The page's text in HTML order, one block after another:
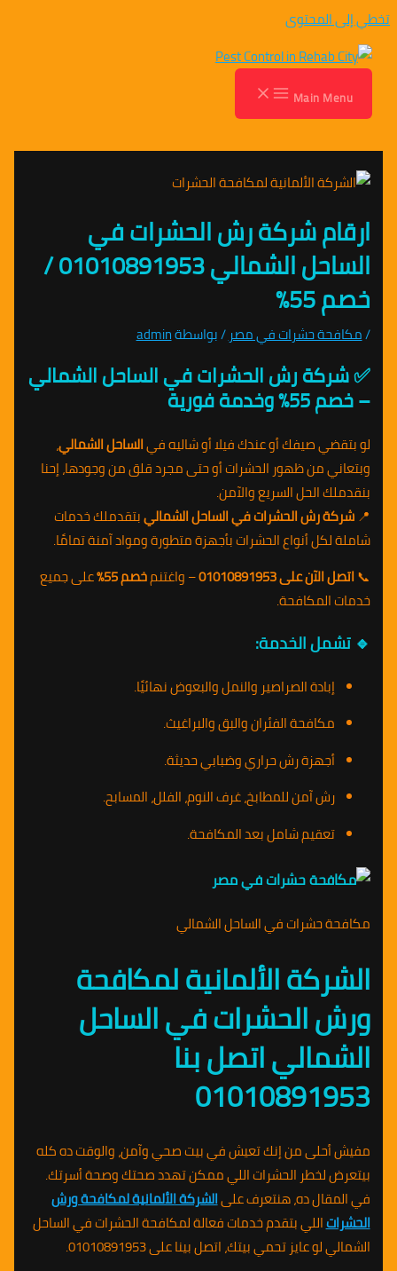
تخطي إلى المحتوى
Main Menu
ارقام شركة رش الحشرات في
الساحل الشمالي 01010891953 /
خصم 55%
/مكافحة حشرات في مصر/ بواسطةadmin
✅ شركة رش الحشرات في الساحل الشمالي
– خصم 55% وخدمة فورية
لو بتقضي صيفك أو عندك فيلا أو شاليه فيالساحل الشمالي،
وبتعاني من ظهور الحشرات أو حتى مجرد قلق من وجودها، إحنا
بنقدملك الحل السريع والآمن.
📍شركة رش الحشرات في الساحل الشماليبتقدملك خدمات
شاملة لكل أنواع الحشرات بأجهزة متطورة ومواد آمنة تمامًا.
📞اتصل الآن على 01010891953 – واغتنمخصم 55%
على جميع
خدمات المكافحة.
🔹 تشمل الخدمة:
إبادة الصراصير والنمل والبعوض نهائيًا.
مكافحة الفئران والبق والبراغيث.
أجهزة رش حراري وضبابي حديثة.
رش آمن للمطابخ، غرف النوم، الفلل، المسابح.
تعقيم شامل بعد المكافحة.
مكافحة حشرات في الساحل الشمالي
الشركة الألمانية لمكافحة
ورش الحشرات في الساحل
الشمالي اتصل بنا
01010891953
مفيش أحلى من إنك تعيش في بيت صحي وآمن، والوقت ده كله
بيتعرض لخطر الحشرات اللي ممكن تهدد صحتك وصحة أسرتك.
في المقال ده، هنتعرف علىالشركة الألمانية لمكافحة ورش
الحشراتاللي بتقدم خدمات فعالة لمكافحة الحشرات في الساحل
الشمالي لو عايز تحمي بيتك، اتصل بينا على 01010891953.